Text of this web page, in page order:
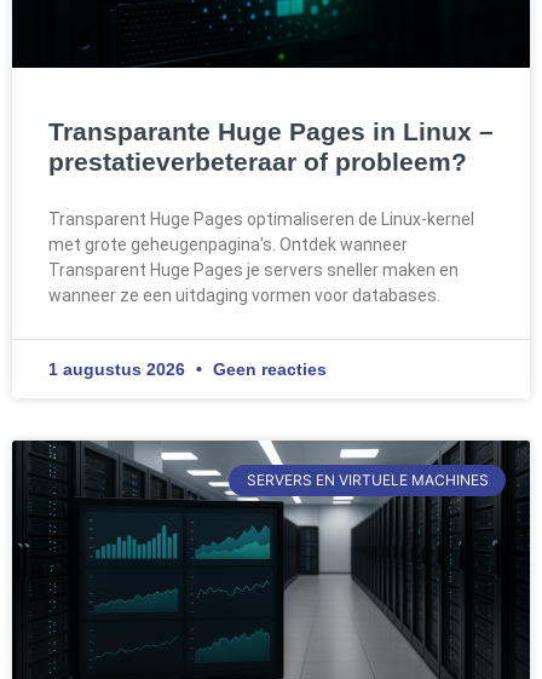
Transparante Huge Pages in Linux –
prestatieverbeteraar of probleem?
Transparent Huge Pages optimaliseren de Linux-kernel
met grote geheugenpagina's. Ontdek wanneer
Transparent Huge Pages je servers sneller maken en
wanneer ze een uitdaging vormen voor databases.
1 augustus 2026 Geen reacties
SERVERS EN VIRTUELE MACHINES